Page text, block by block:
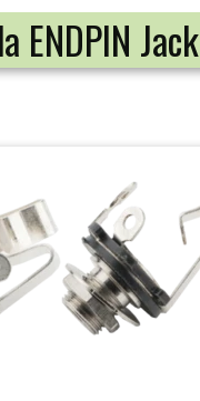
ENDPIN Jack